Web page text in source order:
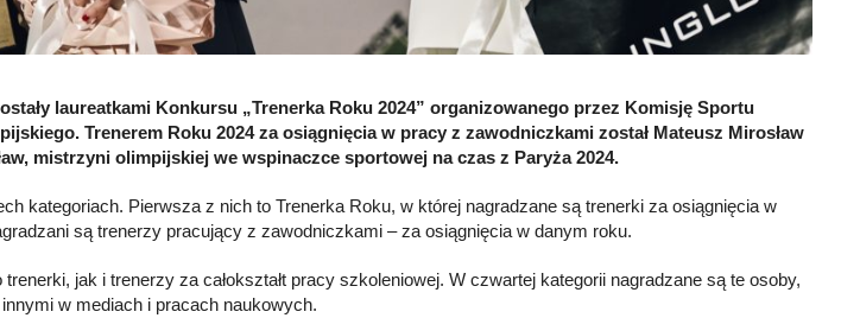
laureatkami Konkursu „Trenerka Roku 2024” organizowanego przez Komisję Sportu
Trenerem Roku 2024 za osiągnięcia w pracy z zawodniczkami został Mateusz Mirosław
mistrzyni olimpijskiej we wspinaczce sportowej na czas z Paryża 2024.
kategoriach. Pierwsza z nich to Trenerka Roku, w której nagradzane są trenerki za osiągnięcia w
są trenerzy pracujący z zawodniczkami – za osiągnięcia w danym roku.
jak i trenerzy za całokształt pracy szkoleniowej. W czwartej kategorii nagradzane są te osoby,
w mediach i pracach naukowych.